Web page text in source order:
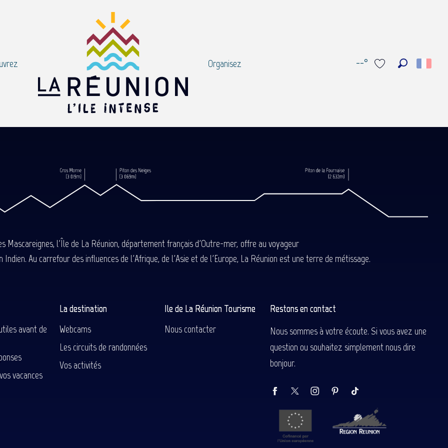
--°
Organisez
Mascareignes, l'Île de La Réunion, département français d'Outre-mer, offre au voyageur
Au carrefour des influences de l'Afrique, de l'Asie et de l'Europe, La Réunion est une terre de métissage.
avant de
vacances
La destination
Webcams
Les circuits de randonnées
Vos activités
Ile de La Réunion Tourisme
Nous contacter
Restons en contact
Nous sommes à votre écoute. Si vous avez une
question ou souhaitez simplement nous dire
bonjour.